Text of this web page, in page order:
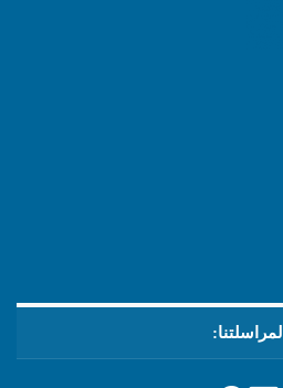
لمراسلتنا: